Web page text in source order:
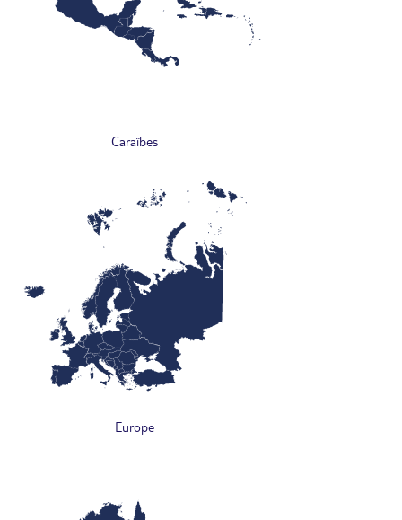
Caraïbes
Europe